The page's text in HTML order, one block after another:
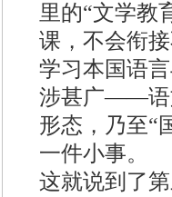
里的“文学教
课，不会衔
学习本国语
涉甚广——语
形态，乃至“
一件小事。
这就说到了